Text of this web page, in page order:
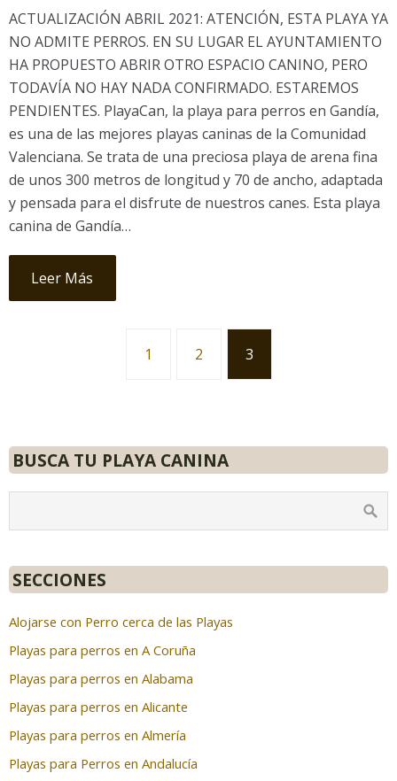
ACTUALIZACIÓN ABRIL 2021: ATENCIÓN, ESTA PLAYA YA
NO ADMITE PERROS. EN SU LUGAR EL AYUNTAMIENTO
HA PROPUESTO ABRIR OTRO ESPACIO CANINO, PERO
TODAVÍA NO HAY NADA CONFIRMADO. ESTAREMOS
PENDIENTES. PlayaCan, la playa para perros en Gandía,
es una de las mejores playas caninas de la Comunidad
Valenciana. Se trata de una preciosa playa de arena fina
de unos 300 metros de longitud y 70 de ancho, adaptada
y pensada para el disfrute de nuestros canes. Esta playa
canina de Gandía…
Leer Más
1 2 3
BUSCA TU PLAYA CANINA
SECCIONES
Alojarse con Perro cerca de las Playas
Playas para perros en A Coruña
Playas para perros en Alabama
Playas para perros en Alicante
Playas para perros en Almería
Playas para Perros en Andalucía